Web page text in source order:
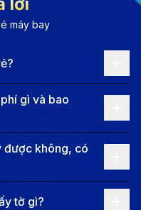
giữa những giá trị
không ngừng
trình đến Tây An
kỷ niệm đáng
phai mờ trong
từ Nha Trang
từ Nha Trang
máy bay
gì và bao
được không, có
tờ gì?